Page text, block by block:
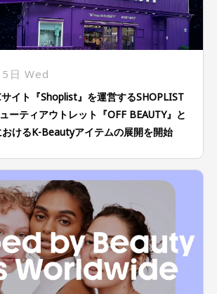
日 Wed
イト『Shoplist』を運営するSHOPLIST
ーティアウトレット『OFF BEAUTY』と
けるK-Beautyアイテムの展開を開始